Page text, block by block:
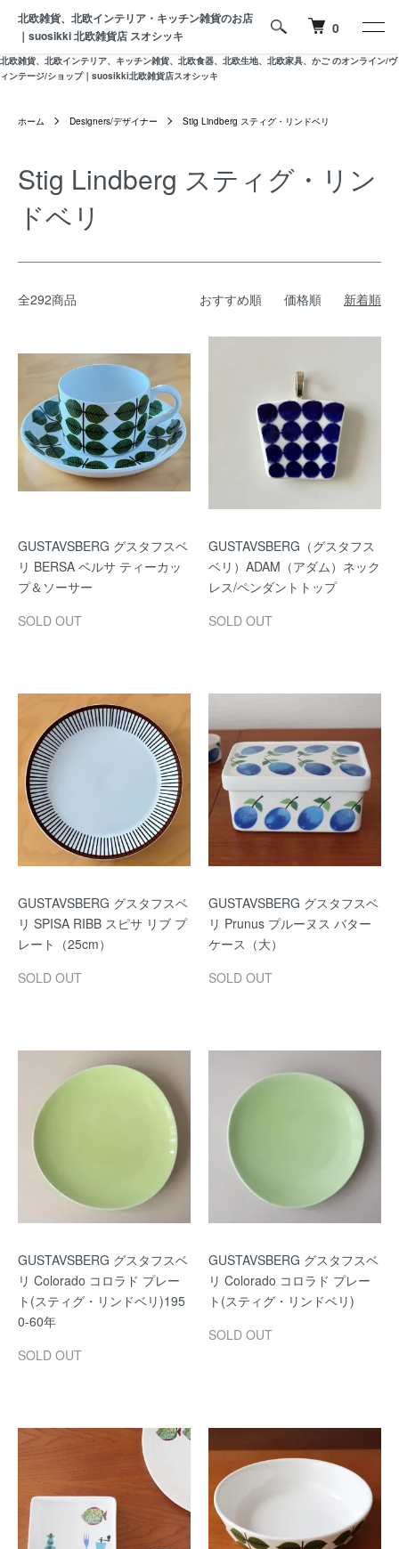
北欧雑貨、北欧インテリア、キッチン雑貨、北欧食器、北欧生地、北欧家具、かご のオンライン/ヴ
ィンテージ/ショップ｜suosikki北欧雑貨店スオシッキ
北欧雑貨、北欧インテリア・キッチン雑貨のお店
｜suosikki 北欧雑貨店 スオシッキ
0
ホーム Designers/デザイナー Stig Lindberg スティグ・リンドベリ
Stig Lindberg スティグ・リン
ドベリ
全292商品 おすすめ順 価格順 新着順
GUSTAVSBERG グスタフスベ
リ BERSA ベルサ ティーカッ
プ＆ソーサー
SOLD OUT
GUSTAVSBERG（グスタフス
ベリ）ADAM（アダム）ネック
レス/ペンダントトップ
SOLD OUT
GUSTAVSBERG グスタフスベ
リ SPISA RIBB スピサ リブ プ
レート（25cm）
SOLD OUT
GUSTAVSBERG グスタフスベ
リ Prunus プルーヌス バター
ケース（大）
SOLD OUT
GUSTAVSBERG グスタフスベ
リ Colorado コロラド プレー
ト(スティグ・リンドベリ)195
0-60年
SOLD OUT
GUSTAVSBERG グスタフスベ
リ Colorado コロラド プレー
ト(スティグ・リンドベリ)
SOLD OUT